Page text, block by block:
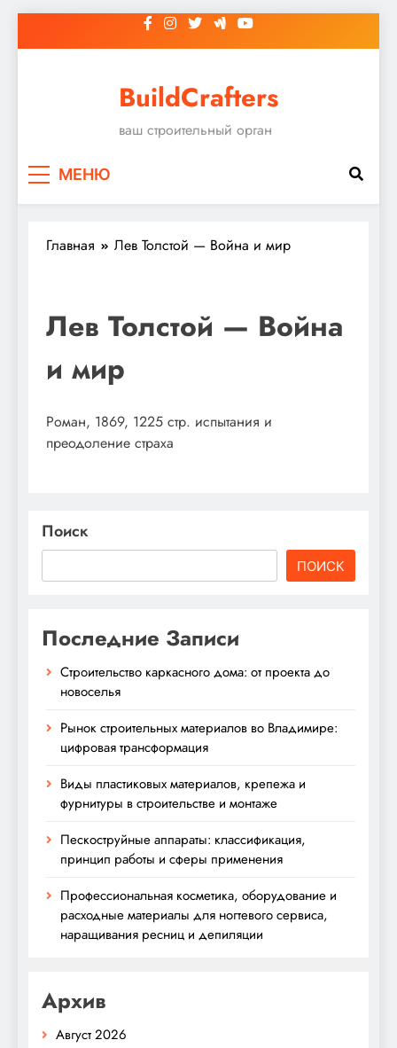
к
BuildCrafters
ваш строительный орган
МЕНЮ
Главная Лев Толстой — Война и мир
Лев Толстой — Война
и мир
Роман, 1869, 1225 стр. испытания и
преодоление страха
Поиск
ПОИСК
Последние Записи
Строительство каркасного дома: от проекта до
новоселья
Рынок строительных материалов во Владимире:
цифровая трансформация
Виды пластиковых материалов, крепежа и
фурнитуры в строительстве и монтаже
Пескоструйные аппараты: классификация,
принцип работы и сферы применения
Профессиональная косметика, оборудование и
расходные материалы для ногтевого сервиса,
наращивания ресниц и депиляции
Архив
Август 2026